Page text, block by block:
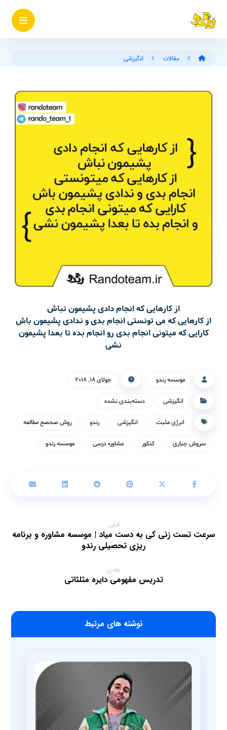
مقالات انگیزشی
از کارهایی که انجام دادی پشیمون نباش
از کارهایی که می تونستی انجام بدی و ندادی پشیمون باش
کارایی که میتونی انجام بدی رو انجام بده تا بعدا پشیمون
نشی
موسسه رندو جولای ۱۸, ۲۰۱۸
انگیزشی دسته‌بندی نشده
انرژی مثبت انگیزشی رندو روش صحصح مطالعه
سروش جباری کنکور مشاوره درسی موسسه رندو
قبلی
سرعت تست زنی کی به دست میاد | موسسه مشاوره و برنامه
ریزی تحصیلی رندو
بعدی
تدریس مفهومی دایره مثلثاتی
‫نوشته های مرتبط